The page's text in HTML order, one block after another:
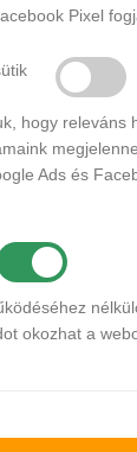
Lakk 7.5
Pixel
hogy releváns
Ads és
okozhat a